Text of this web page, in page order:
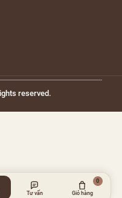
Tư vấn
0
Giỏ hàng
reserved.